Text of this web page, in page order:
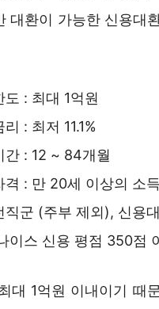
대환이 가능한 신용대
도 : 최대 1억원
: 최저 11.1%
간 : 12 ~ 84개월
격 : 만 20세 이상의 소
직군 (주부 제외), 신용
이스 신용 평점 350점
대 1억원 이내이기 때